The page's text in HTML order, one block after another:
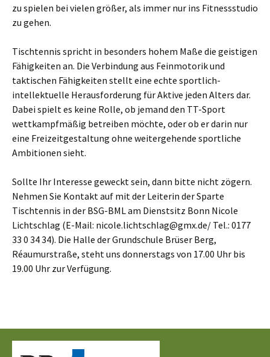
zu spielen bei vielen größer, als immer nur ins Fitnessstudio
zu gehen.
Tischtennis spricht in besonders hohem Maße die geistigen
Fähigkeiten an. Die Verbindung aus Feinmotorik und
taktischen Fähigkeiten stellt eine echte sportlich-
intellektuelle Herausforderung für Aktive jeden Alters dar.
Dabei spielt es keine Rolle, ob jemand den TT-Sport
wettkampfmäßig betreiben möchte, oder ob er darin nur
eine Freizeitgestaltung ohne weitergehende sportliche
Ambi­tionen sieht.
Sollte Ihr Interesse geweckt sein, dann bitte nicht zögern.
Nehmen Sie Kontakt auf mit der Leiterin der Sparte
Tischtennis in der BSG-BML am Dienstsitz Bonn Nicole
Lichtschlag (E-Mail: nicole.lichtschlag@gmx.de/ Tel.: 0177
33 0 34 34). Die Halle der Grundschule Brüser Berg,
Réaumurstraße, steht uns donnerstags von 17.00 Uhr bis
19.00 Uhr zur Verfügung.